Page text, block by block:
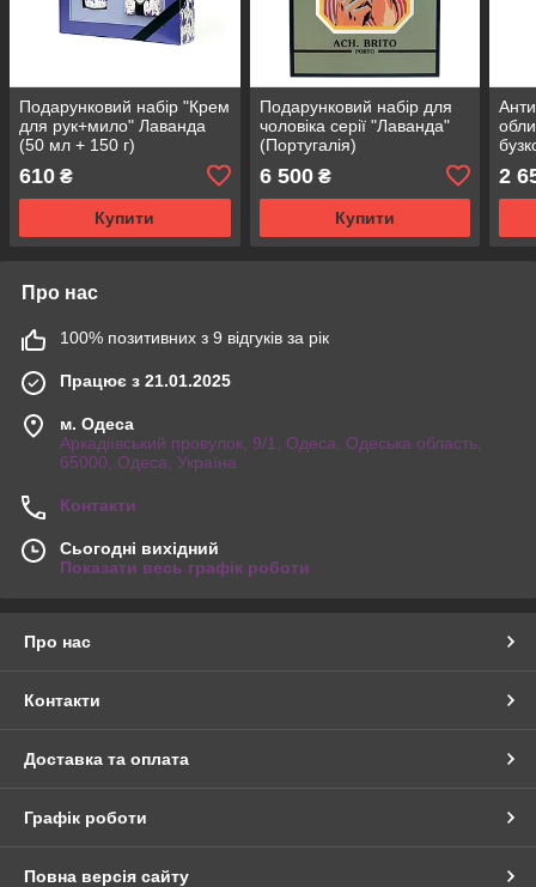
Подарунковий набір "Крем
для рук+мило" Лаванда
(50 мл + 150 г)
610 ₴
Купити
Подарунковий набір для
чоловіка серії "Лаванда"
(Португалія)
6 500₴
Купити
2
Про нас
100% позитивних з 9 відгуків за рік
Працює з 21.01.2025
м. Одеса
Аркадіївський провулок, 9/1, Одеса, Одеська область,
65000, Одеса, Україна
Контакти
Сьогодні вихідний
Показати весь графік роботи
Про нас
Контакти
Доставка та оплата
Графік роботи
Повна версія сайту